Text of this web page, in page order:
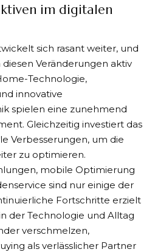
im digitalen
sich rasant weiter, und
diesen Veränderungen aktiv
Technologie,
innovative
spielen eine zunehmend
Gleichzeitig investiert das
Verbesserungen, um die
zu optimieren.
mobile Optimierung
sind nur einige der
Fortschritte erzielt
der Technologie und Alltag
verschmelzen,
als verlässlicher Partner